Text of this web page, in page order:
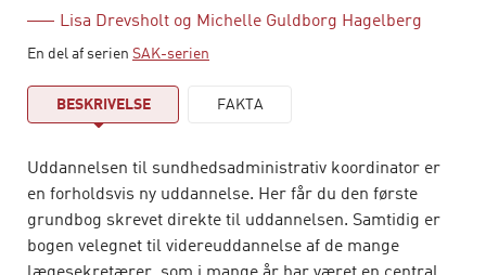
Lisa Drevsholt og Michelle Guldborg Hagelberg
En del af serien SAK-serien
BESKRIVELSE FAKTA
Uddannelsen til sundhedsadministrativ koordinator er
en forholdsvis ny uddannelse. Her får du den første
grundbog skrevet direkte til uddannelsen. Samtidig er
bogen velegnet til videreuddannelse af de mange